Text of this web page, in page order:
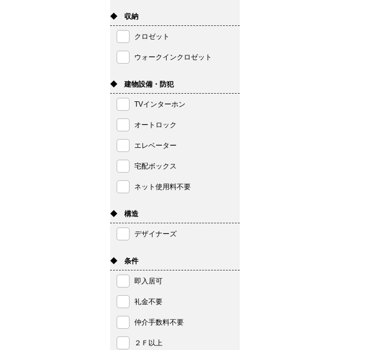
◆ 収納
クロゼット
ウォークインクロゼット
◆ 建物設備・防犯
TVインターホン
オートロック
エレベーター
宅配ボックス
ネット使用料不要
◆ 構造
デザイナーズ
◆ 条件
即入居可
礼金不要
仲介手数料不要
２Ｆ以上